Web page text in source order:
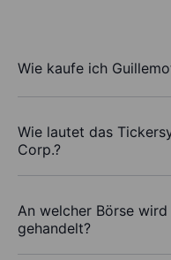
Wie kaufe ich
Wie lautet das
Corp.?
An welcher Börse
gehandelt?